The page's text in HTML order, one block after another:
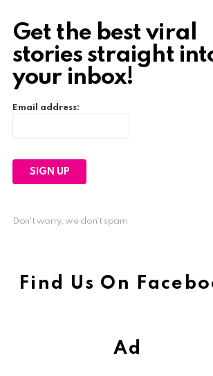
Get the best viral
stories straight
your inbox!
Email address:
Don't worry, we don't spam
Find Us On
Ad